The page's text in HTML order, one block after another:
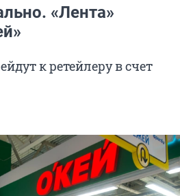
«Лента»
к ретейлеру в счет